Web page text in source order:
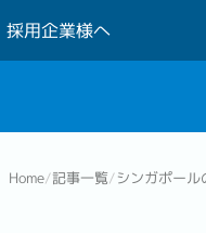
採用企業様へ
Home/記事一覧/シンガポー